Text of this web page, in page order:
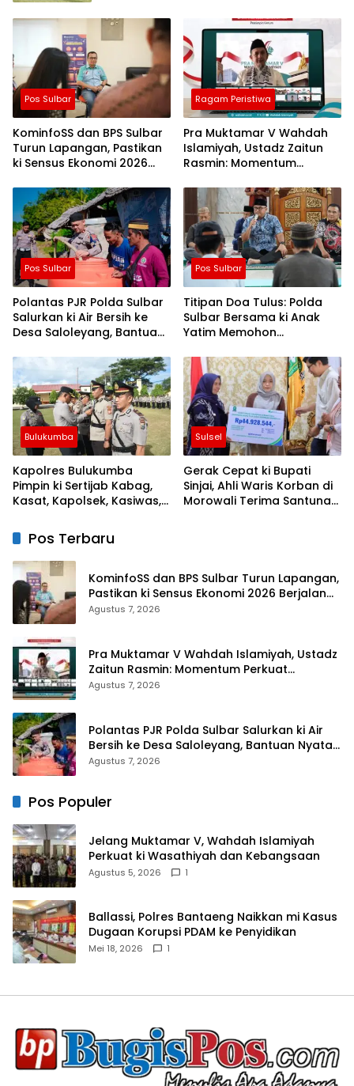
Pos Sulbar
KominfoSS dan BPS Sulbar
Turun Lapangan, Pastikan
ki Sensus Ekonomi 2026
Akurat
Ragam Peristiwa
Pra Muktamar V Wahdah
Islamiyah, Ustadz Zaitun
Rasmin: Momentum
Evaluasi Perjalanan
Dakwah
Pos Sulbar
Polantas PJR Polda Sulbar
Salurkan ki Air Bersih ke
Desa Saloleyang, Bantuan
Kemarau
Pos Sulbar
Titipan Doa Tulus: Polda
Sulbar Bersama ki Anak
Yatim Memohon
Negeri
Bulukumba
Kapolres Bulukumba
Pimpin ki Sertijab Kabag,
Kasat, Kapolsek, Kasiwas,
Sulsel
Gerak Cepat ki Bupati
Sinjai, Ahli Waris Korban di
Morowali Terima Santunan
Pos Terbaru
KominfoSS dan BPS Sulbar Turun Lapangan,
Pastikan ki Sensus Ekonomi 2026 Berjalan
Nyaman dan Akurat
Agustus 7, 2026
Pra Muktamar V Wahdah Islamiyah, Ustadz
Zaitun Rasmin: Momentum Perkuat
Konsolidasi dan Evaluasi Perjalanan
Agustus 7, 2026
Polantas PJR Polda Sulbar Salurkan ki Air
Bersih ke Desa Saloleyang, Bantuan Nyata
di Tengah Musim Kemarau
Agustus 7, 2026
Pos Populer
Jelang Muktamar V, Wahdah Islamiyah
Perkuat ki Wasathiyah dan Kebangsaan
Agustus 5, 2026 1
Ballassi, Polres Bantaeng Naikkan mi Kasus
Dugaan Korupsi PDAM ke Penyidikan
Mei 18, 2026 1